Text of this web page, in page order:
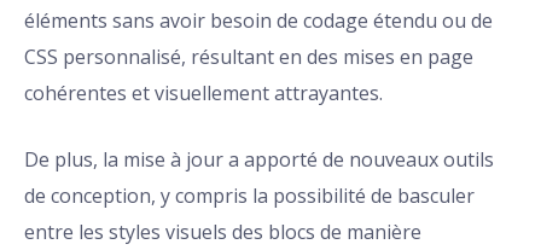
éléments sans avoir besoin de codage étendu ou de
CSS personnalisé, résultant en des mises en page
cohérentes et visuellement attrayantes.
De plus, la mise à jour a apporté de nouveaux outils
de conception, y compris la possibilité de basculer
entre les styles visuels des blocs de manière